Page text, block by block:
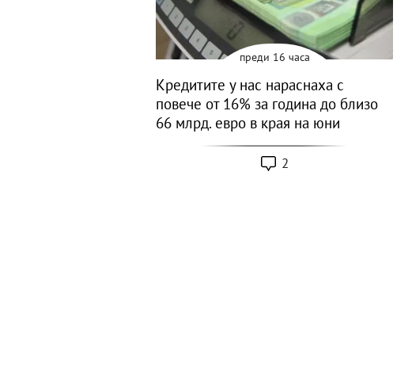
преди 16 часа
Кредитите у нас нараснаха с
повече от 16% за година до близо
66 млрд. евро в края на юни
2